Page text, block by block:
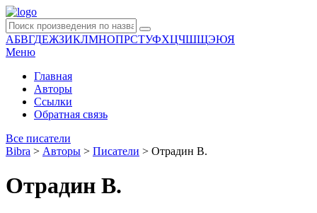
АБВГДЕЖЗИКЛМНОПРСТУФХЦЧШЩЭЮЯ
Меню
Главная
Авторы
Ссылки
Обратная связь
Все писатели
Bibra > Авторы > Писатели > Отрадин В.
Отрадин В.